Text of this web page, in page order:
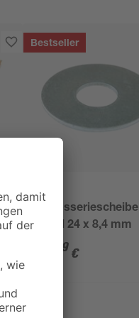
Bestseller
toom
Karosseriescheibe
Stahl 24 x 8,4 mm
29 €